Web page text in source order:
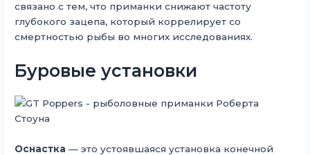
связано с тем, что приманки снижают частоту
глубокого зацепа, который коррелирует со
смертностью рыбы во многих исследованиях.
Буровые установки
Оснастка — это устоявшаяся установка конечной